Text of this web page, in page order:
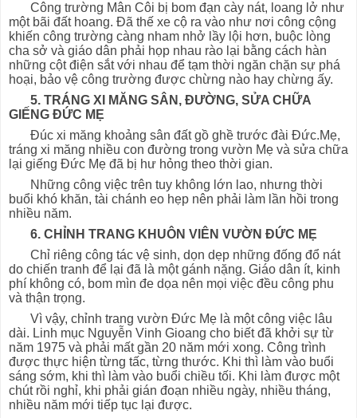
Công trường Mân Côi bị bom đạn cày nát, loang lở như
một bãi đất hoang. Đã thế xe cộ ra vào như nơi công cộng
khiến công trường càng nham nhở lầy lội hơn, buộc lòng
cha sở và giáo dân phải họp nhau rào lại bằng cách hàn
những cột điện sắt với nhau để tạm thời ngăn chặn sự phá
hoại, bảo vệ công trường được chừng nào hay chừng ấy.
5. TRÁNG XI MĂNG SÂN, ĐƯỜNG, SỬA CHỮA
GIẾNG ĐỨC MẸ
Đúc xi măng khoảng sân đất gồ ghề trước đài Đức.Mẹ,
tráng xi măng nhiều con đường trong vườn Mẹ và sửa chữa
lại giếng Đức Mẹ đã bị hư hỏng theo thời gian.
Những công việc trên tuy không lớn lao, nhưng thời
buổi khó khăn, tài chánh eo hẹp nên phải làm lần hồi trong
nhiều năm.
6. CHỈNH TRANG KHUÔN VIÊN VƯỜN ĐỨC MẸ
Chỉ riêng công tác vệ sinh, dọn dẹp những đống đổ nát
do chiến tranh để lại đã là một gánh nặng. Giáo dân ít, kinh
phí không có, bom mìn đe dọa nên mọi việc đều công phu
và thận trọng.
Vì vậy, chỉnh trang vườn Đức Mẹ là một công việc lâu
dài. Linh mục Nguyễn Vinh Gioang cho biết đã khởi sự từ
năm 1975 và phải mất gần 20 năm mới xong. Công trình
được thực hiện từng tấc, từng thước. Khi thì làm vào buổi
sáng sớm, khi thì làm vào buổi chiều tối. Khi làm được một
chút rồi nghỉ, khi phải gián đoạn nhiều ngày, nhiều tháng,
nhiều năm mới tiếp tục lại được.